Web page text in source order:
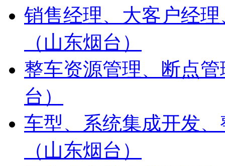
销售经理、大客户经
（山东烟台）
整车资源管理、断点
台）
车型、系统集成开发
（山东烟台）